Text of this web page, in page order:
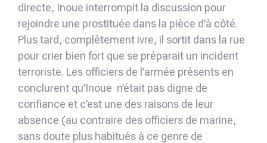
directe, Inoue interrompit la discussion pour
rejoindre une prostituée dans la pièce d’à côté.
Plus tard, complètement ivre, il sortit dans la rue
pour crier bien fort que se préparait un incident
terroriste. Les officiers de l’armée présents en
conclurent qu’Inoue n’était pas digne de
confiance et c’est une des raisons de leur
absence (au contraire des officiers de marine,
sans doute plus habitués à ce genre de